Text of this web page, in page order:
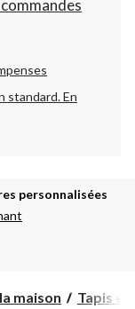
standard.En
personnalisées
maison Tapis et